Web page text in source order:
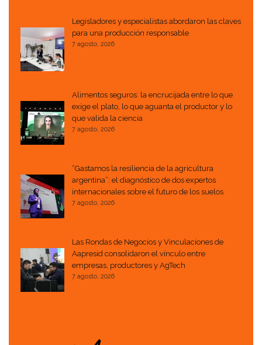
Legisladores y especialistas abordaron las claves
para una producción responsable
7 agosto, 2026
Alimentos seguros: la encrucijada entre lo que
exige el plato, lo que aguanta el productor y lo
que valida la ciencia
7 agosto, 2026
“Gastamos la resiliencia de la agricultura
argentina”: el diagnóstico de dos expertos
internacionales sobre el futuro de los suelos
7 agosto, 2026
Las Rondas de Negocios y Vinculaciones de
Aapresid consolidaron el vínculo entre
empresas, productores y AgTech
7 agosto, 2026